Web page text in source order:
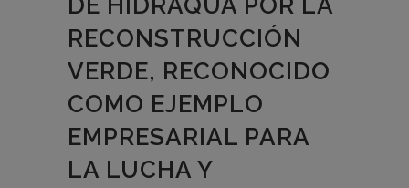
DE HIDRAQUA POR LA
RECONSTRUCCIÓN
VERDE, RECONOCIDO
COMO EJEMPLO
EMPRESARIAL PARA
LA LUCHA Y